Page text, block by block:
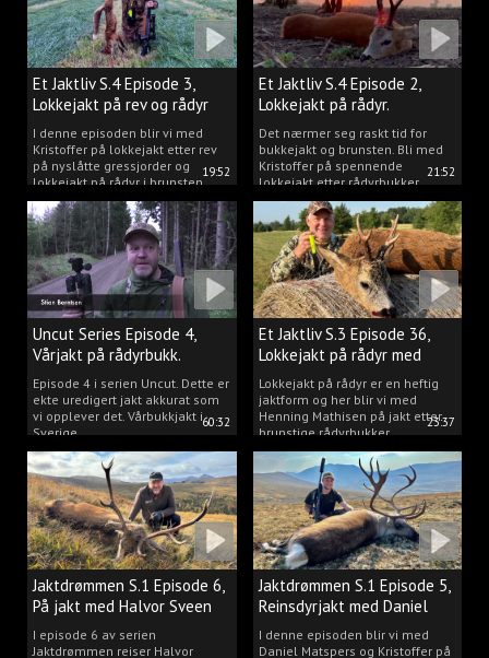
19:52
Et Jaktliv S.4 Episode 3,
Lokkejakt på rev og rådyr
2025.
I denne episoden blir vi med
Kristoffer på lokkejakt etter rev
på nyslåtte gressjorder og
lokkejakt på rådyr i brunsten.
21:52
Et Jaktliv S.4 Episode 2,
Lokkejakt på rådyr.
Det nærmer seg raskt tid for
bukkejakt og brunsten. Bli med
Kristoffer på spennende
lokkejakt etter rådyrbukker.
60:32
Uncut Series Episode 4,
Vårjakt på rådyrbukk.
Episode 4 i serien Uncut. Dette er
ekte uredigert jakt akkurat som
vi opplever det. Vårbukkjakt i
Sverige.
23:37
Et Jaktliv S.3 Episode 36,
Lokkejakt på rådyr med
Henning Mathisen
Lokkejakt på rådyr er en heftig
jaktform og her blir vi med
Henning Mathisen på jakt etter
brunstige rådyrbukker.
Jaktdrømmen S.1 Episode 6,
På jakt med Halvor Sveen
I episode 6 av serien
Jaktdrømmen reiser Halvor
Jaktdrømmen S.1 Episode 5,
Reinsdyrjakt med Daniel
Matspers.
I denne episoden blir vi med
Daniel Matspers og Kristoffer på